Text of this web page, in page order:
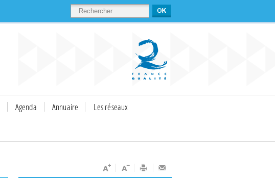
RECHERCHER
Agenda Annuaire
Les réseaux